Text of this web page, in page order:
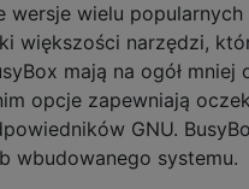
wersje wielu
większości narzędzi,
mają na ogół
opcje zapewniają
GNU.
wbudowanego systemu.